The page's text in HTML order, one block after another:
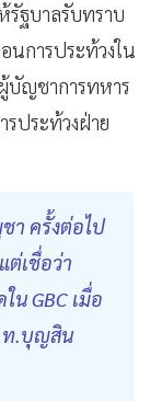
รัฐบาลรับทราบ
การประท้วงใน
บัญชาการทหาร
ประท้วงฝ่าย
า ครั้งต่อไป
ต่เชื่อว่า
น GBC เมื่อ
.ท.บุญสิน